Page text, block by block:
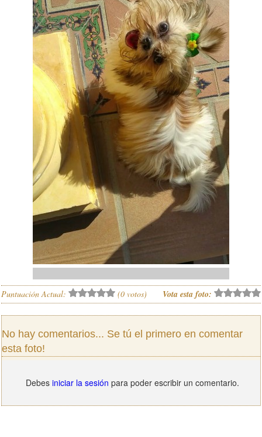
Puntuación Actual: (0 votos) Vota esta foto:
No hay comentarios... Se tú el primero en comentar
esta foto!
Debes iniciar la sesión para poder escribir un comentario.